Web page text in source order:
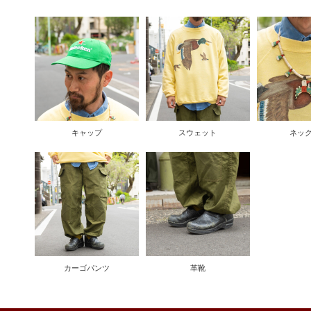
キャップ スウェット ネッ
カーゴパンツ 革靴